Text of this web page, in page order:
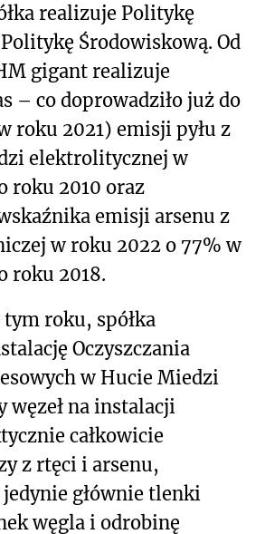
realizuje Politykę
Środowiskową. Od
gigant realizuje
– co doprowadziło już do
roku 2021) emisji pyłu z
elektrolitycznej w
roku 2010 oraz
emisji arsenu z
w roku 2022 o 77% w
roku 2018.
roku, spółka
Oczyszczania
w Hucie Miedzi
węzeł na instalacji
całkowicie
z rtęci i arsenu,
głównie tlenki
węgla i odrobinę